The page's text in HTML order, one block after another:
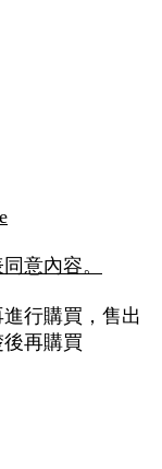
意內容。
行購買，售出
再購買